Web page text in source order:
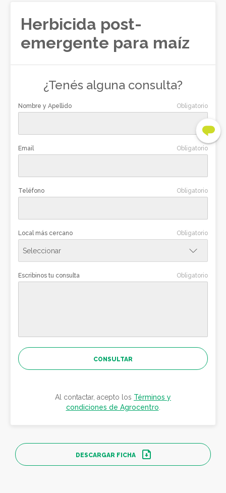
MELO
ROCHA
Herbicida post-
emergente para maíz
¿Tenés alguna consulta?
Nombre y Apellido Obligatorio
Email Obligatorio
Teléfono Obligatorio
Local más cercano Obligatorio
Escribinos tu consulta Obligatorio
CONSULTAR
Al contactar, acepto los Términos y
condiciones de Agrocentro
DESCARGAR FICHA